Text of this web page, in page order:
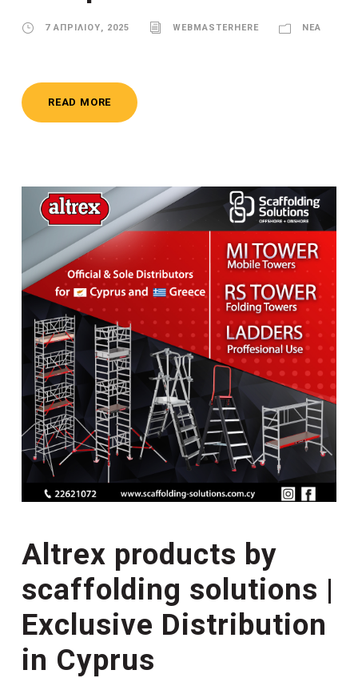
7 ΑΠΡΙΛΊΟΥ, 2025 WEBMASTERHERE ΝΈΑ
READ MORE
Altrex products by
scaffolding solutions |
Exclusive Distribution
in Cyprus